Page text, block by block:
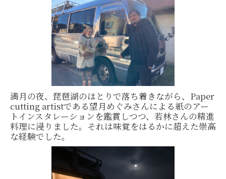
満月の夜、琵琶湖のほとりで落ち着きながら、Paper
cutting artistである望月めぐみさんによる紙のアー
トインスタレーションを鑑賞しつつ、若林さんの精進
料理に浸りました。それは味覚をはるかに超えた崇高
な経験でした。